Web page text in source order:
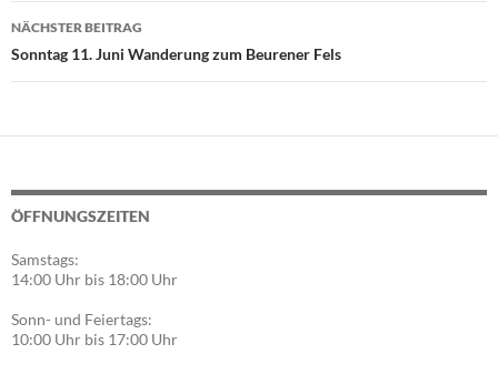
NÄCHSTER BEITRAG
Sonntag 11. Juni Wanderung zum Beurener Fels
ÖFFNUNGSZEITEN
Samstags:
14:00 Uhr bis 18:00 Uhr
Sonn- und Feiertags:
10:00 Uhr bis 17:00 Uhr